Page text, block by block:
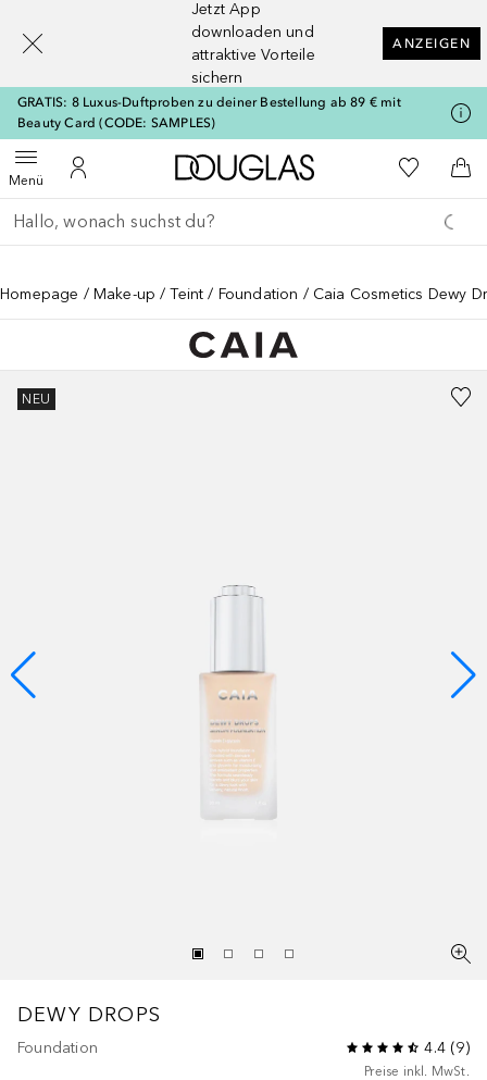
Jetzt App
downloaden und
attraktive Vorteile
sichern
ANZEIGEN
GRATIS: 8 Luxus-Duftproben zu deiner Bestellung ab 89 € mit
Beauty Card (CODE: SAMPLES)
MenüMenü öffnenZu Meinem Kundenkonto
Zur Douglas Startseite
Zu Meiner
Gehe zurück
Suche ausführen
Homepage Make-up Teint Foundation Caia Cosmetics Dewy
NEU
DEWY DROPS
Foundation 4.4 (9)
Preise inkl. MwSt.
[navigation.slideout.screenreader]